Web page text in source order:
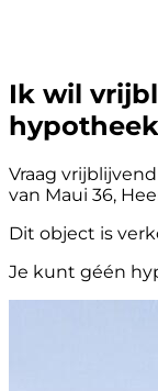
Ik wil
Vraag
van Maui 36,
Dit object is
Je kunt géén